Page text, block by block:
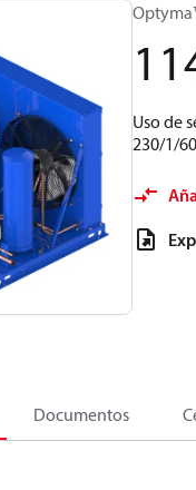
Uso de
230/1/60
Documentos